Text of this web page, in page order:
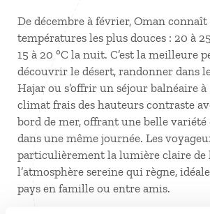
De décembre à février, Oman connaît
températures les plus douces : 20 à
15 à 20 °C la nuit. C’est la meilleure
découvrir le désert, randonner dans
Hajar ou s’offrir un séjour balnéaire à
climat frais des hauteurs contraste
bord de mer, offrant une belle variété
dans une même journée. Les
particulièrement la lumière claire de
l’atmosphère sereine qui règne,
pays en famille ou entre amis.